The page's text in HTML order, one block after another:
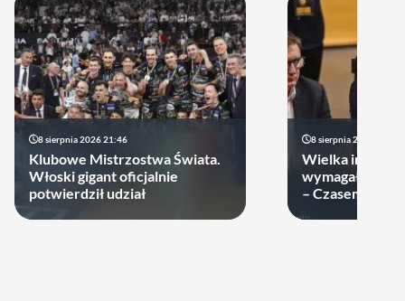
8 sierpnia 2026 21:46
Klubowe Mistrzostwa Świata.
Włoski gigant oficjalnie
potwierdził udział
8 sierpnia 2026 19:22
Wielka impreza
wymagała
– Czasem